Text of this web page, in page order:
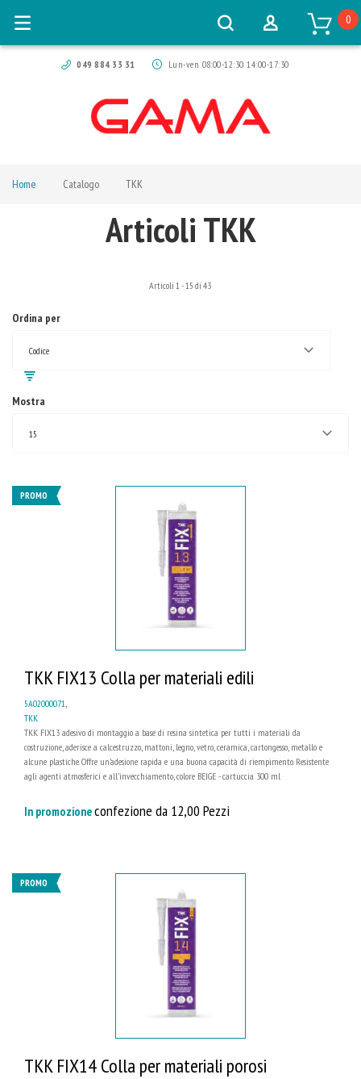
049 884 33 31 Lun-ven 08:00-12:30 14:00-17:30
0
Home Catalogo TKK
Articoli TKK
Ordina per
Codice
Articoli 1 -15 di 43
Mostra
15
PROMO
TKK FIX13 Colla per materiali edili
5A02000071,
TKK
TKK FIX13 adesivo di montaggio a base di resina sintetica per tutti i materiali da
costruzione, aderisce a calcestruzzo, mattoni, legno, vetro, ceramica, cartongesso, metallo e
alcune plastiche. Offre un’adesione rapida e una buona capacità di riempimento. Resistente
agli agenti atmosferici e all’invecchiamento, colore BEIGE - cartuccia 300 ml
In promozioneconfezione da 12,00 Pezzi
PROMO
TKK FIX14 Colla per materiali porosi